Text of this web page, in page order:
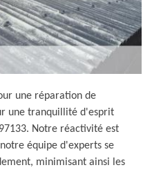
une réparation de
une tranquillité d'esprit
Notre réactivité est
équipe d'experts se
minimisant ainsi les